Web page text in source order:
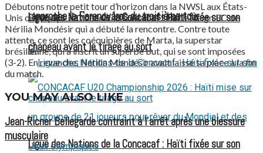
rapproche le Ferencváros du troisième tour
Ligue des Nations de la Concacaf : Haïti fixée sur son
Ligue des Nations de la Concacaf : Haïti fixée sur son
chapeau avant le tirage au sort
Débutons notre petit tour d’horizon dans la NWSL aux États-
Unis où l’équipe d’Orlando affrontait le Seattle Reign FC de
Nérilia Mondésir qui a débuté la rencontre. Contre toute
attente, ce sont les coéquipières de Marta, la superstar
brésilienne, qui a inscrit un superbe but, qui se sont imposées
(3-2). En revanche, Nérilia Mondésir avait laissé sa place à la fin
du match.
YOU MAY ALSO LIKE
Jean-Ricner Bellegarde contraint à l’arrêt après une blessure
musculaire